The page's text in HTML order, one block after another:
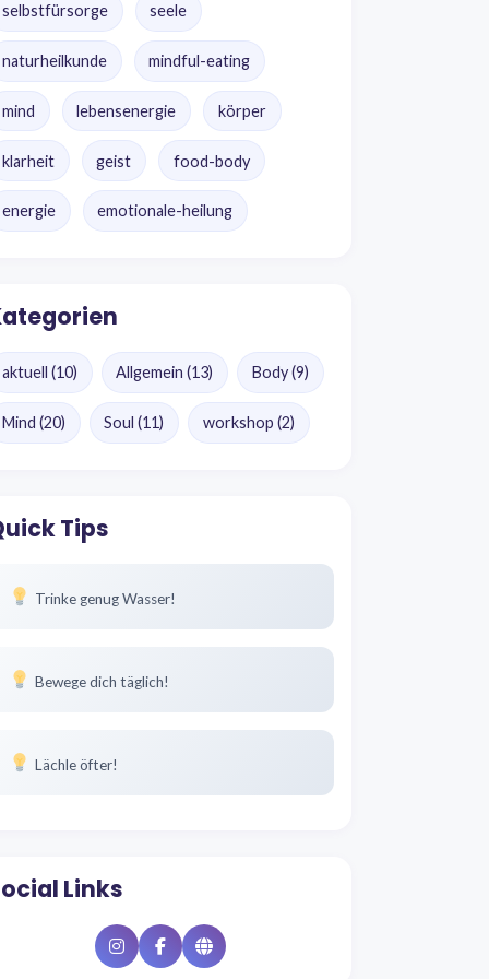
selbstfürsorge seele
naturheilkunde mindful-eating
mind lebensenergie körper
klarheit geist food-body
energie emotionale-heilung
aktuell (10) Allgemein(13) Body(9)
Mind (20) Soul(11) workshop (2)
Tips
Trinke genug Wasser!
Bewege dich täglich!
Lächle öfter!
Links
InstagramFacebookWebsite